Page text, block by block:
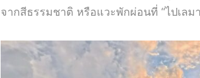
จากสีธรรมชาติ หรือแวะพักผ่อนที่ “ไปเล